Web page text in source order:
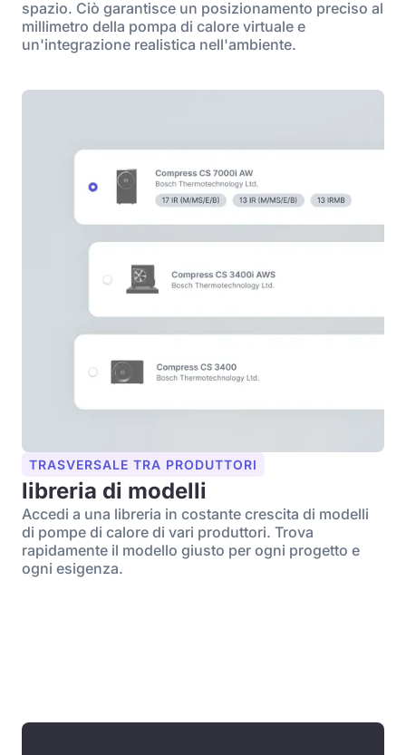
spazio. Ciò garantisce un posizionamento preciso al
millimetro della pompa di calore virtuale e
un'integrazione realistica nell'ambiente.
TRASVERSALE TRA PRODUTTORI
libreria di modelli
Accedi a una libreria in costante crescita di modelli
di pompe di calore di vari produttori. Trova
rapidamente il modello giusto per ogni progetto e
ogni esigenza.